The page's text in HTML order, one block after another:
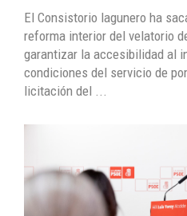
El Consistorio lagunero ha
reforma interior del velatorio
garantizar la accesibilidad al
condiciones del servicio de
licitación del ...